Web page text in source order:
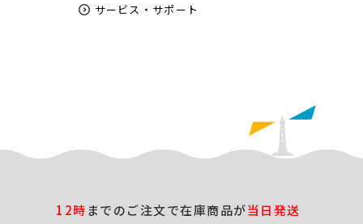
サービス・サポート
12時までのご注文で在庫商品が当日発送